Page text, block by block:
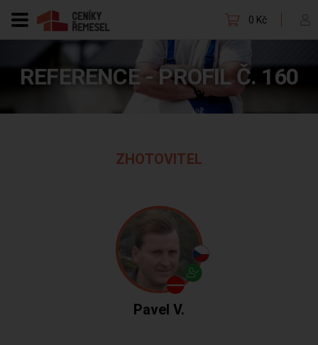
0 Kč
REFERENCE - PROFIL Č. 160
ZHOTOVITEL
Pavel V.